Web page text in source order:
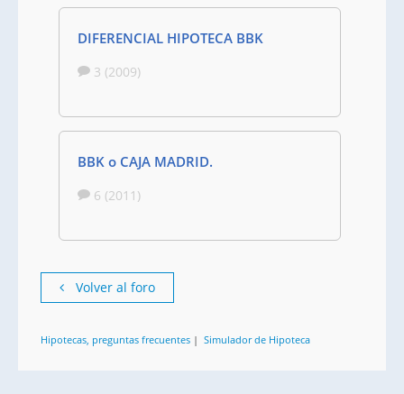
DIFERENCIAL HIPOTECA BBK
3 (2009)
BBK o CAJA MADRID.
6 (2011)
Volver al foro
Hipotecas, preguntas frecuentes | Simulador de Hipoteca